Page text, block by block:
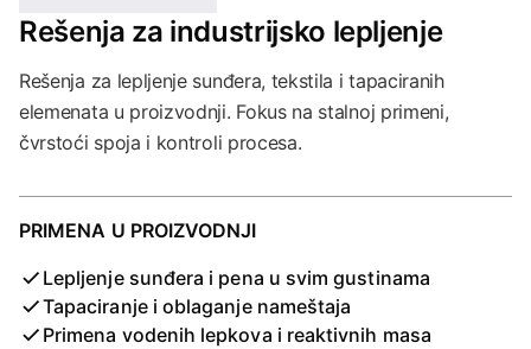
Rešenja za industrijsko lepljenje
Rešenja za lepljenje sunđera, tekstila i tapaciranih
elemenata u proizvodnji. Fokus na stalnoj primeni,
čvrstoći spoja i kontroli procesa.
PRIMENA U PROIZVODNJI
Lepljenje sunđera i pena u svim gustinama
Tapaciranje i oblaganje nameštaja
Primena vodenih lepkova i reaktivnih masa